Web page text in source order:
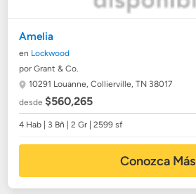
Amelia
en Lockwood
por Grant & Co.
10291 Louanne,Collierville, TN 38017
desde$560,265
4 Hab | 3 Bñ | 2 Gr | 2599 sf
Conozca Más